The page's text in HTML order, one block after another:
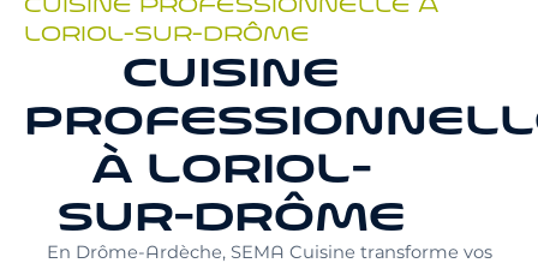
Loriol-sur-Drôme
CUISINE
À LORIOL-
SUR-DRÔME
En Drôme-Ardèche, SEMA Cuisine transforme vos